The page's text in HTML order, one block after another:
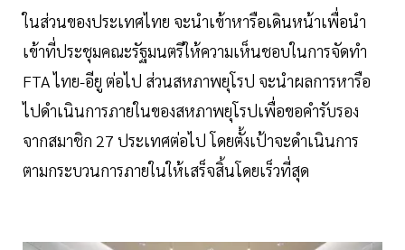
ในส่วนของประเทศไทย จะนำเข้าหารือเดินหน้าเพื่อนำ
เข้าที่ประชุมคณะรัฐมนตรีให้ความเห็นชอบในการจัดทำ
FTA ไทย-อียู ต่อไป ส่วนสหภาพยุโรป จะนำผลการหารือ
ไปดำเนินการภายในของสหภาพยุโรปเพื่อขอคำรับรอง
จากสมาชิก 27 ประเทศต่อไป โดยตั้งเป้าจะดำเนินการ
ตามกระบวนการภายในให้เสร็จสิ้นโดยเร็วที่สุด